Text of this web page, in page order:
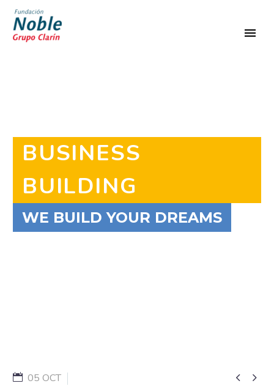
BUSINESS
BUILDING
WE BUILD YOUR DREAMS
 
05 OCT